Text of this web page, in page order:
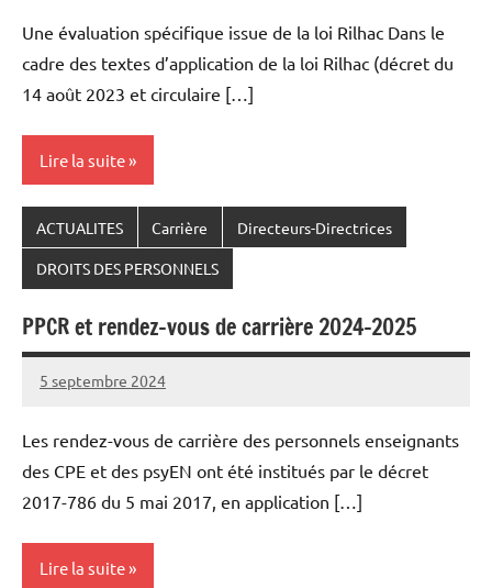
Une évaluation spécifique issue de la loi Rilhac Dans le
cadre des textes d’application de la loi Rilhac (décret du
14 août 2023 et circulaire […]
Lire la suite
ACTUALITES Carrière Directeurs-Directrices
DROITS DES PERSONNELS
PPCR et rendez-vous de carrière 2024-2025
5 septembre 2024
Snudifo44
Les rendez-vous de carrière des personnels enseignants
des CPE et des psyEN ont été institués par le décret
2017-786 du 5 mai 2017, en application […]
Lire la suite